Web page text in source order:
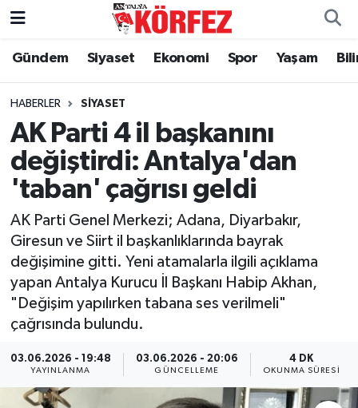
Gündem Siyaset Ekonomi Spor Yaşam
HABERLER SIYASET
AK Parti 4 il başkanını
değiştirdi: Antalya'dan
'taban' çağrısı geldi
AK Parti Genel Merkezi; Adana, Diyarbakır,
Giresun ve Siirt il başkanlıklarında bayrak
değişimine gitti. Yeni atamalarla ilgili açıklama
yapan Antalya Kurucu İl Başkanı Habip Akhan,
"Değişim yapılırken tabana ses verilmeli"
çağrısında bulundu.
03.06.2026 - 19:48
YAYINLANMA
03.06.2026 - 20:06
GÜNCELLEME
4 DK
OKUNMA SÜRESI
Gündem
Siyaset
Yerel Yönetim
Ekonomi
Spor
Yaşam
Asayiş
Eğitim
Nöbetçi Eczaneler
Hava Durumu
Trafik Durumu
Süper Lig Puan Durumu ve Fikstür
Tüm Manşetler
Son Dakika Haberleri
Haber Arşivi